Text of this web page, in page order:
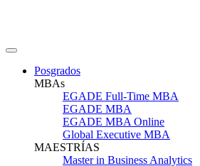
Posgrados
MBAs
EGADE Full-Time MBA
EGADE MBA
EGADE MBA Online
Global Executive MBA
MAESTRÍAS
Master in Business Analytics